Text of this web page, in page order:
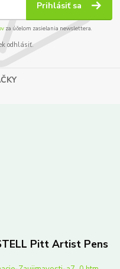
Prihlásiť sa
za účelom zasielania newslettera.
odhlásiť.
Pitt Artist Pens